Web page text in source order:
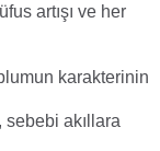
artışı ve her
karakterinin
sebebi akıllara